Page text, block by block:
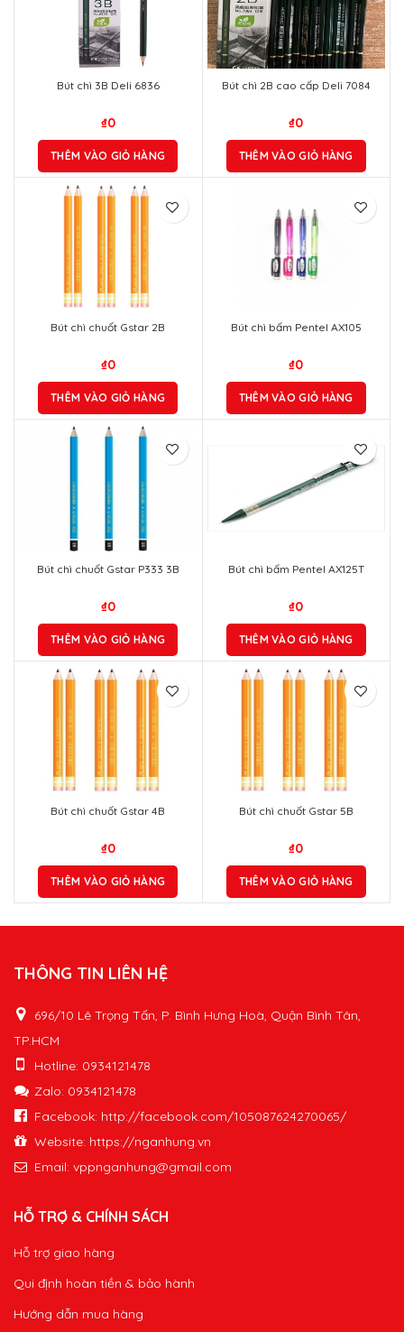
Bút chì 3B Deli 6836
₫0
THÊM VÀO GIỎ HÀNG
Bút chì 2B cao cấp Deli 7084
₫0
THÊM VÀO GIỎ HÀNG
Bút chì chuốt Gstar 2B
₫0
THÊM VÀO GIỎ HÀNG
Bút chì bấm Pentel AX105
₫0
THÊM VÀO GIỎ HÀNG
Bút chì chuốt Gstar P333 3B
₫0
THÊM VÀO GIỎ HÀNG
Bút chì bấm Pentel AX125T
₫0
THÊM VÀO GIỎ HÀNG
Bút chì chuốt Gstar 4B
₫0
THÊM VÀO GIỎ HÀNG
Bút chì chuốt Gstar 5B
₫0
THÊM VÀO GIỎ HÀNG
THÔNG TIN LIÊN HỆ
696/10 Lê Trọng Tấn, P. Bình Hưng Hoà, Quận Bình Tân,
TP.HCM
Hotline: 0934121478
Zalo: 0934121478
Facebook: http://facebook.com/105087624270065/
Website: https://nganhung.vn
Email: vppnganhung@gmail.com
HỖ TRỢ & CHÍNH SÁCH
Hỗ trợ giao hàng
Qui định hoàn tiền & bảo hành
Hướng dẫn mua hàng